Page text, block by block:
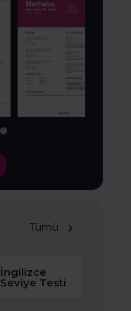
Tümü
İngilizce
Seviye Testi